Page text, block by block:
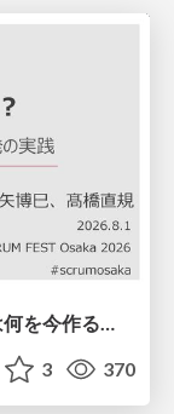
AIは実装を速くする。では、私たちは何を今作るべきか？－立場を越えてリリースに向き合ったチーム開発の実践 / 20260801 Hiromi Nakaya and Naoki Takahashi
3 370